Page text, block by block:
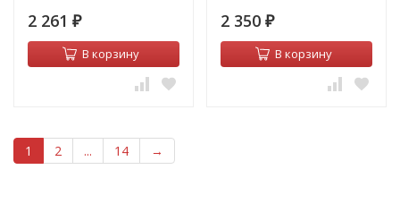
2 261 ₽
В корзину
2 350 ₽
В корзину
1 2 ... 14 →